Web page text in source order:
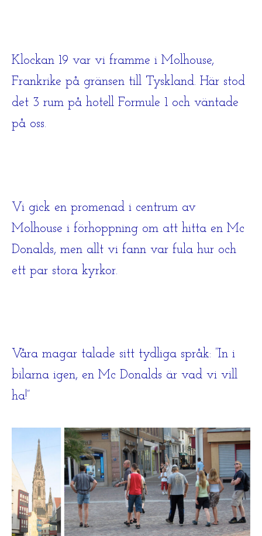
Klockan 19 var vi framme i Molhouse,
Frankrike på gränsen till Tyskland. Här stod
det 3 rum på hotell Formule 1 och väntade
på oss.
Vi gick en promenad i centrum av
Molhouse i förhoppning om att hitta en Mc
Donalds, men allt vi fann var fula hur och
ett par stora kyrkor.
Våra magar talade sitt tydliga språk: ”In i
bilarna igen, en Mc Donalds är vad vi vill
ha!”